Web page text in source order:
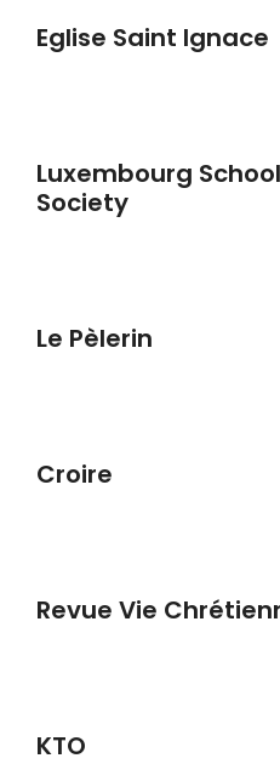
Eglise Saint Ignace
Luxembourg
Society
Le Pèlerin
Croire
Revue Vie
KTO